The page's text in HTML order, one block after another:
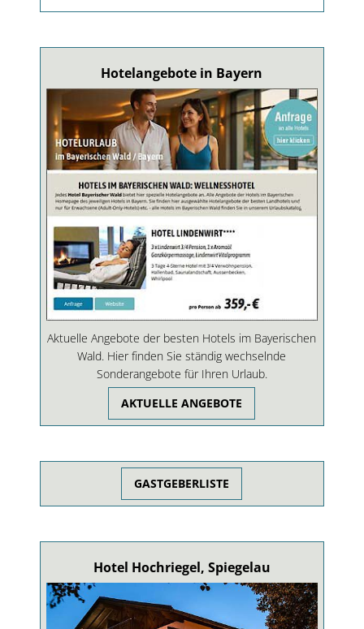
Hotelangebote in Bayern
Aktuelle Angebote der besten Hotels im Bayerischen
Wald. Hier finden Sie ständig wechselnde
Sonderangebote für Ihren Urlaub.
AKTUELLE ANGEBOTE
GASTGEBERLISTE
Hotel Hochriegel, Spiegelau